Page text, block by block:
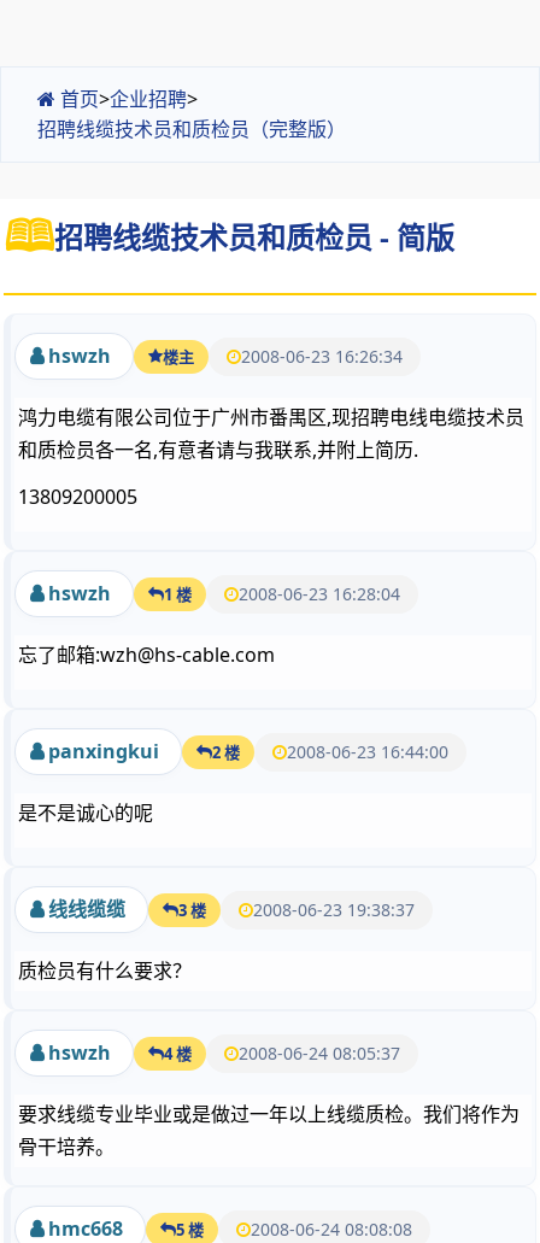
首页>企业招聘>
招聘线缆技术员和质检员（完整版）
招聘线缆技术员和质检员 - 简版
hswzh 楼主 2008-06-23 16:26:34
鸿力电缆有限公司位于广州市番禺区,现招聘电线电缆技术员
和质检员各一名,有意者请与我联系,并附上简历.
13809200005
hswzh 1 楼 2008-06-23 16:28:04
忘了邮箱:wzh@hs-cable.com
panxingkui 2 楼 2008-06-23 16:44:00
是不是诚心的呢
线线缆缆 3 楼 2008-06-23 19:38:37
质检员有什么要求？
hswzh 4 楼 2008-06-24 08:05:37
要求线缆专业毕业或是做过一年以上线缆质检。我们将作为
骨干培养。
hmc668 5 楼 2008-06-24 08:08:08